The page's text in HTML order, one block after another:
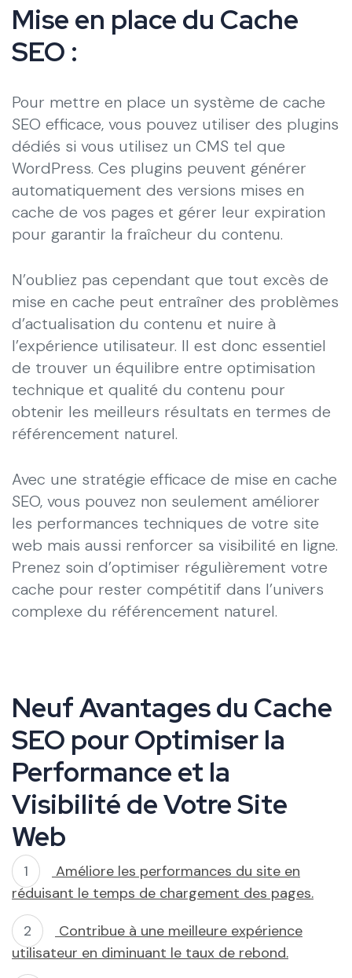
Mise en place du Cache
SEO :
Pour mettre en place un système de cache
SEO efficace, vous pouvez utiliser des plugins
dédiés si vous utilisez un CMS tel que
WordPress. Ces plugins peuvent générer
automatiquement des versions mises en
cache de vos pages et gérer leur expiration
pour garantir la fraîcheur du contenu.
N’oubliez pas cependant que tout excès de
mise en cache peut entraîner des problèmes
d’actualisation du contenu et nuire à
l’expérience utilisateur. Il est donc essentiel
de trouver un équilibre entre optimisation
technique et qualité du contenu pour
obtenir les meilleurs résultats en termes de
référencement naturel.
Avec une stratégie efficace de mise en cache
SEO, vous pouvez non seulement améliorer
les performances techniques de votre site
web mais aussi renforcer sa visibilité en ligne.
Prenez soin d’optimiser régulièrement votre
cache pour rester compétitif dans l’univers
complexe du référencement naturel.
Neuf Avantages du Cache
SEO pour Optimiser la
Performance et la
Visibilité de Votre Site
Web
Améliore les performances du site en
réduisant le temps de chargement des pages.
Contribue à une meilleure expérience
utilisateur en diminuant le taux de rebond.